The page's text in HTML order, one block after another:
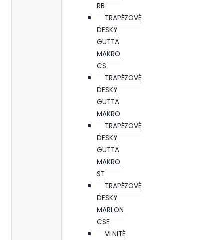
RB
TRAPÉZOVÉ
DESKY
GUTTA
MAKRO
CS
TRAPÉZOVÉ
DESKY
GUTTA
MAKRO
TRAPÉZOVÉ
DESKY
GUTTA
MAKRO
ST
TRAPÉZOVÉ
DESKY
MARLON
CSE
VLNITÉ